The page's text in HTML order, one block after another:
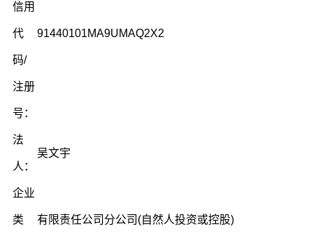
信用
代
码/
注册
号：
91440101MA9UMAQ2X2
法
人：
吴文宇
企业
类 有限责任公司分公司(自然人投资或控股)